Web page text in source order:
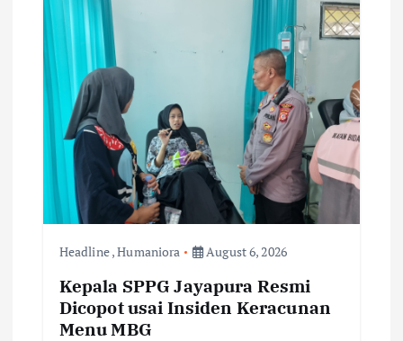
g
a
o
Headline,Humaniora August 6, 2026
Kepala SPPG Jayapura Resmi
Dicopot usai Insiden Keracunan
Menu MBG